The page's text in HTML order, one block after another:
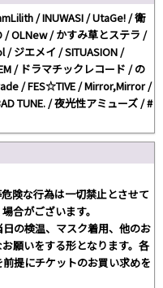
/ INUWASI / UtaGe! / 衛
/ OLNew / かすみ草とステラ /
ジエメイ / SITUASION /
/ ドラマチックレコード / の
/ FES☆TIVE / Mirror,Mirror /
TUNE. / 夜光性アミューズ / #
険な行為は一切禁止とさせて
合がございます。
の検温、マスク着用、他のお
願いをする形となります。各
提にチケットのお買い求めを